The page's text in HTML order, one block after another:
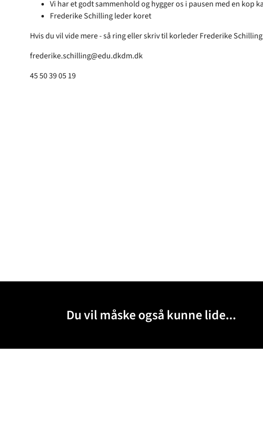
Vi har et godt sammenhold og hygger os i pausen med en kop
Frederike Schilling leder koret
Hvis du vil vide mere - så ring eller skriv til korleder Frederike Schilling
frederike.schilling@edu.dkdm.dk
45 50 39 05 19‬
Du vil måske også kunne lide...